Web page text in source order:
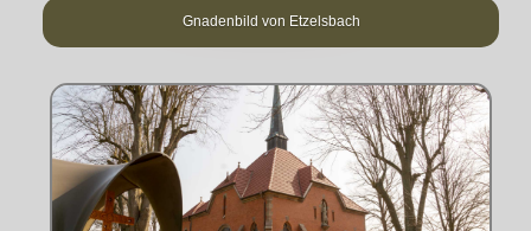
Gnadenbild von Etzelsbach